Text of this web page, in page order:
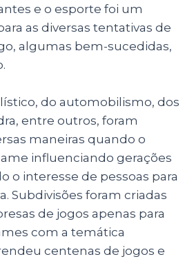
e o esporte foi um
as diversas tentativas de
algumas bem-sucedidas,
do automobilismo, dos
entre outros, foram
maneiras quando o
influenciando gerações
o interesse de pessoas para
Subdivisões foram criadas
de jogos apenas para
com a temática
centenas de jogos e